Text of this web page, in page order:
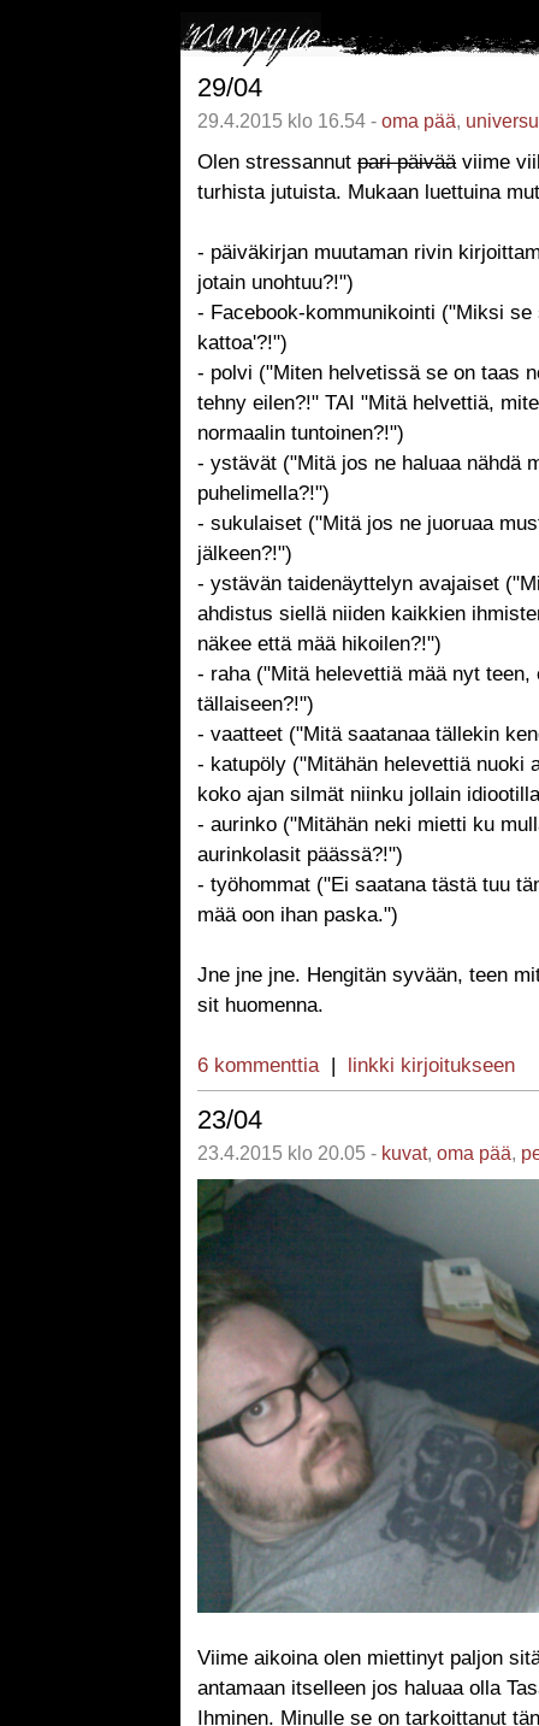
29/04
29.4.2015 klo 16.54 - oma pää,
Olen stressannut pari päivääviime
turhista jutuista. Mukaan luettuina
- päiväkirjan muutaman rivin
jotain unohtuu?!")
- Facebook-kommunikointi ("Miksi se
kattoa'?!")
- polvi ("Miten helvetissä se on taas
tehny eilen?!" TAI "Mitä helvettiä,
normaalin tuntoinen?!")
- ystävät ("Mitä jos ne haluaa nähdä
puhelimella?!")
- sukulaiset ("Mitä jos ne juoruaa
jälkeen?!")
- ystävän taidenäyttelyn avajaiset
ahdistus siellä niiden kaikkien
näkee että mää hikoilen?!")
- raha ("Mitä helevettiä mää nyt teen,
tällaiseen?!")
- vaatteet ("Mitä saatanaa tällekin
- katupöly ("Mitähän helevettiä nuoki
koko ajan silmät niinku jollain
- aurinko ("Mitähän neki mietti ku
aurinkolasit päässä?!")
- työhommat ("Ei saatana tästä tuu
mää oon ihan paska.")
Jne jne jne. Hengitän syvään, teen
sit huomenna.
6 kommenttia| linkki kirjoitukseen
23/04
23.4.2015 klo 20.05 - kuvat, oma pää,
Viime aikoina olen miettinyt paljon
antamaan itselleen jos haluaa olla
Ihminen. Minulle se on tarkoittanut